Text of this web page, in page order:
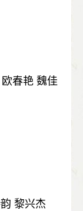
春艳 魏佳
黎兴杰